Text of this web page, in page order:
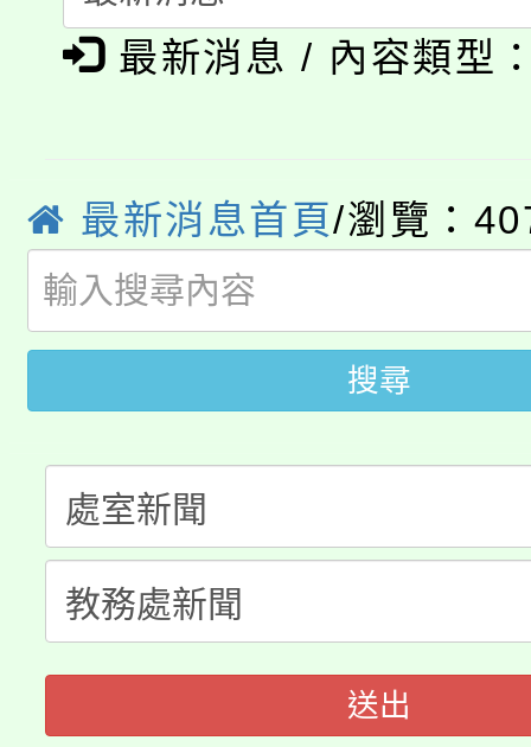
程
「本色祭」8/29、30在
場熱烈登場!
8/21下午1時於龍潭區
局官網。
8月14至27日，桃園電
開!
115年桃園市運動會8/
田徑場及游泳池舉行。
桃園市低收入戶享有免
視費優惠，中低收入戶
半價優惠，詳情可洽有
者。
大園自造教育及科技
份教師研習
淨零綠生活教案入校路
會
115年食農教育專業人
程
最新消息 / 內容類型
最新消息首頁/瀏覽：
搜尋
送出